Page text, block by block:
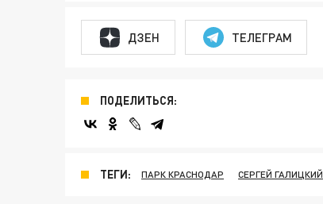
ДЗЕН ТЕЛЕГРАМ
ПОДЕЛИТЬСЯ:
ТЕГИ: ПАРК КРАСНОДАР СЕРГЕЙ ГАЛИЦКИЙ